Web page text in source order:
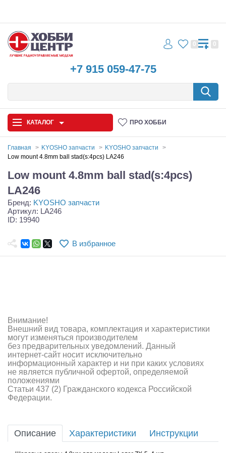
+7 915 059-47-75
0 0
КАТАЛОГ ПРО ХОББИ
Запчасти и аксессуары
Игрушки
Аппаратура и электроника
Аккумуляторы и батарейки
Зарядные устройства и блоки питания
Двигатели
Технические жидкости
Оптовая продажа запчастей для моделей
Главная KYOSHO запчасти
KYOSHO запчасти
Low mount 4.8mm ball stad(s:4pcs) LA246
Low mount 4.8mm ball stad(s:4pcs)
LA246
Бренд: KYOSHO запчасти
Артикул: LA246
ID: 19940
В избранное
Внимание!
Внешний вид товара, комплектация и характеристики
могут изменяться производителем
без предварительных уведомлений. Данный
интернет-сайт носит исключительно
информационный характер и ни при каких условиях
не является публичной офертой, определяемой
положениями
Статьи 437 (2) Гражданского кодекса Российской
Федерации.
Описание Характеристики Инструкции